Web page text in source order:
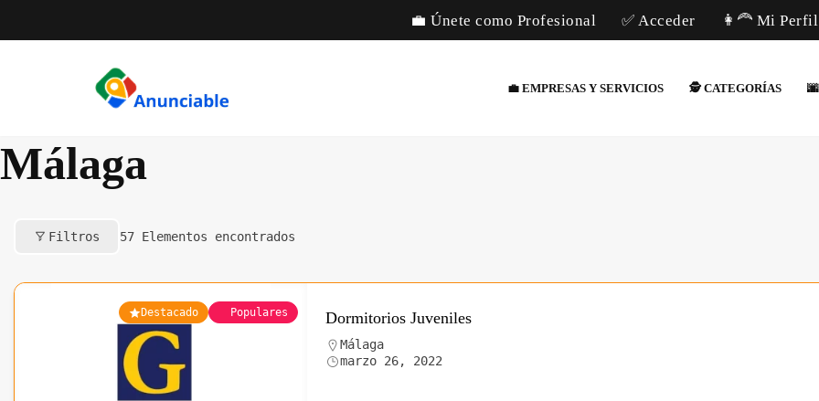
💼 Únete como Profesional ✅ Acceder 👩‍🦰 Mi Perfil
💼 EMPRESAS Y SERVICIOS 🕵️ CATEGORÍAS
Málaga
Filtros 57 Elementos encontrados
Destacado Populares Dormitorios Juveniles
Málaga
marzo 26, 2022